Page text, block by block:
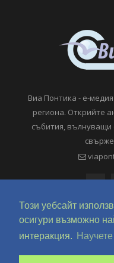
Този уебсайт
осигури възможно
интеракция.
Виа Понтика - е-
региона. Открийте
събития, вълнуващи
Copyright © 2018-2024